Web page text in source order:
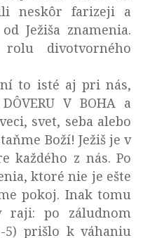
neskôr farizeji a
Ježiša znamenia.
divotvorného
to isté aj pri nás,
V BOHA a
svet, seba alebo
Boží! Ježiš je v
každého z nás. Po
ktoré nie je ešte
pokoj. Inak tomu
po záludnom
5) prišlo k váhaniu